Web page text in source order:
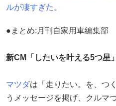
ルが凄すぎた。
●まとめ:月刊自家用車編集部
新CM「したいを叶える5つ星
マツダは「走りたい。を、つ
うメッセージを掲げ、クルマ